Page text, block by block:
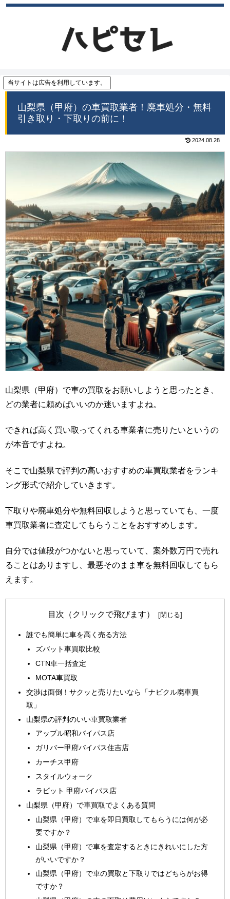
当サイトは広告を利用しています。
山梨県（甲府）の車買取業者！廃車処分・無料
引き取り・下取りの前に！
2024.08.28
山梨県（甲府）で車の買取をお願いしようと思ったとき、
どの業者に頼めばいいのか迷いますよね。
できれば高く買い取ってくれる車業者に売りたいというの
が本音ですよね。
そこで山梨県で評判の高いおすすめの車買取業者をランキ
ング形式で紹介していきます。
下取りや廃車処分や無料回収しようと思っていても、一度
車買取業者に査定してもらうことをおすすめします。
自分では値段がつかないと思っていて、案外数万円で売れ
ることはありますし、最悪そのまま車を無料回収してもら
えます。
目次（クリックで飛びます）
誰でも簡単に車を高く売る方法
ズバット車買取比較
CTN車一括査定
MOTA車買取
交渉は面倒！サクッと売りたいなら「ナビクル廃車買
取」
山梨県の評判のいい車買取業者
アップル昭和バイパス店
ガリバー甲府バイパス住吉店
カーチス甲府
スタイルウォーク
ラビット 甲府バイパス店
山梨県（甲府）で車買取でよくある質問
山梨県（甲府）で車を即日買取してもらうには何が必
要ですか？
山梨県（甲府）で車を査定するときにきれいにした方
がいいですか？
山梨県（甲府）で車の買取と下取りではどちらがお得
ですか？